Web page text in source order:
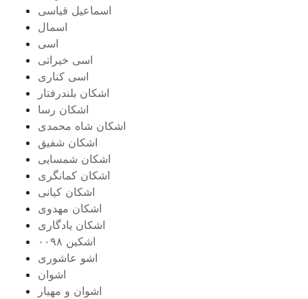
اسماعیل قیاسی
اسمال
اسی
اسی خیراتی
اسی کناری
اشکان بلندرفتار
اشکان رسا
اشکان شاه محمدی
اشکان شفیق
اشکان شمسایی
اشکان‌ کمانگری
اشکان کیانی
اشکان مهدوی
اشکان یادگاری
اشکین ۰۰۹۸
اشو عاشوری
اشوان
اشوان و مهیار